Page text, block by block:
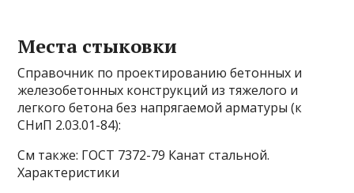
Места стыковки
Справочник по проектированию бетонных и
железобетонных конструкций из тяжелого и
легкого бетона без напрягаемой арматуры (к
СНиП 2.03.01-84):
См также: ГОСТ 7372-79 Канат стальной.
Характеристики